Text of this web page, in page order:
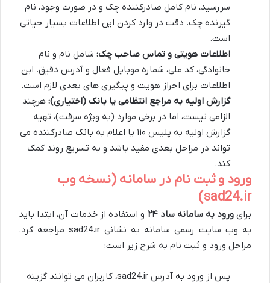
سررسید، نام کامل صادرکننده چک و در صورت وجود، نام
گیرنده چک. دقت در وارد کردن این اطلاعات بسیار حیاتی
است.
اطلاعات هویتی و تماس صاحب چک: شامل نام و نام
خانوادگی، کد ملی، شماره موبایل فعال و آدرس دقیق. این
اطلاعات برای احراز هویت و پیگیری های بعدی لازم است.
گزارش اولیه به مراجع انتظامی یا بانک (اختیاری): هرچند
الزامی نیست، اما در برخی موارد (به ویژه سرقت)، تهیه
گزارش اولیه به پلیس ۱۱۰ یا اعلام به بانک صادرکننده می
تواند در مراحل بعدی مفید باشد و به تسریع روند کمک
کند.
ورود و ثبت نام در سامانه (نسخه وب
sad24.ir)
برایورود به سامانه ساد ۲۴
و استفاده از خدمات آن، ابتدا باید
به وب سایت رسمی سامانه به نشانی sad24.ir مراجعه کرد.
مراحل ورود و ثبت نام به شرح زیر است:
پس از ورود به آدرس sad24.ir، کاربران می توانند گزینه